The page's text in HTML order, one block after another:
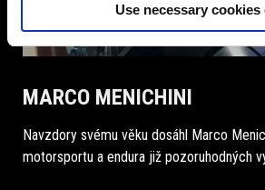
Use necessary cookies
MARCO MENICHINI
Navzdory svému věku dosáhl Marco
motorsportu a endura již pozoruhodných